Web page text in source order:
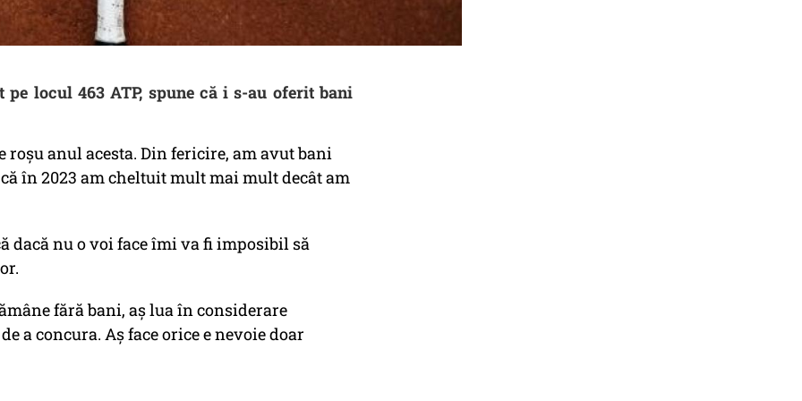
locul 463 ATP, spune că i s-au oferit bani
roșu anul acesta. Din fericire, am avut bani
în 2023 am cheltuit mult mai mult decât am
dacă nu o voi face îmi va fi imposibil să
fără bani, aș lua în considerare
a concura. Aș face orice e nevoie doar